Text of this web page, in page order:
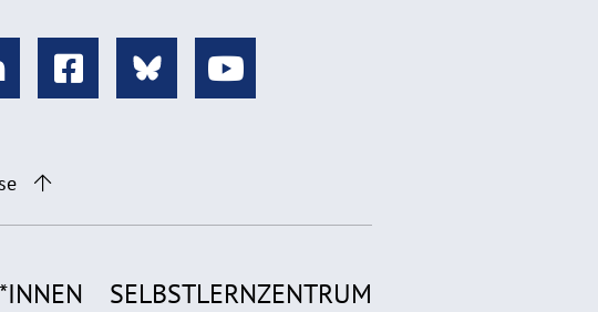
SELBSTLERNZENTRUM